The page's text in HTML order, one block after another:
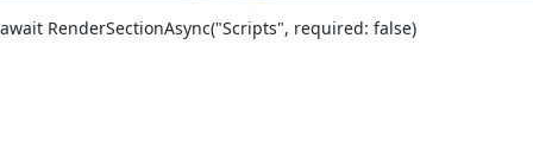
await RenderSectionAsync("Scripts", required: false)